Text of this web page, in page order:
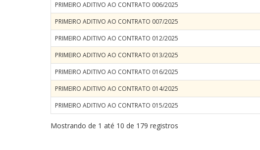
PRIMEIRO ADITIVO AO CONTRATO 006/2025
PRIMEIRO ADITIVO AO CONTRATO 007/2025
PRIMEIRO ADITIVO AO CONTRATO 012/2025
PRIMEIRO ADITIVO AO CONTRATO 013/2025
PRIMEIRO ADITIVO AO CONTRATO 016/2025
PRIMEIRO ADITIVO AO CONTRATO 014/2025
PRIMEIRO ADITIVO AO CONTRATO 015/2025
Mostrando de 1 até 10 de 179 registros